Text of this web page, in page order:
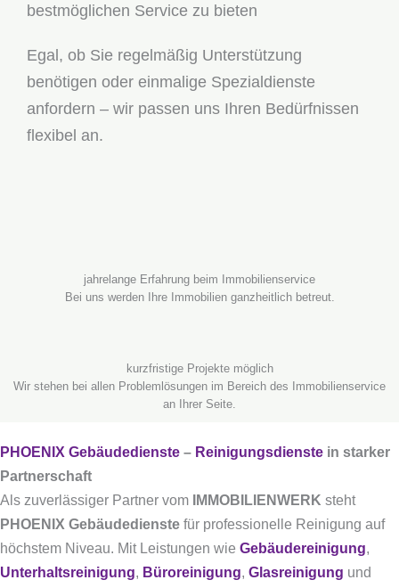
bestmöglichen Service zu bieten
Egal, ob Sie regelmäßig Unterstützung
benötigen oder einmalige Spezialdienste
anfordern – wir passen uns Ihren Bedürfnissen
flexibel an.
jahrelange Erfahrung beim Immobilienservice
Bei uns werden Ihre Immobilien ganzheitlich betreut.
kurzfristige Projekte möglich
Wir stehen bei allen Problemlösungen im Bereich des Immobilienservice
an Ihrer Seite.
PHOENIX Gebäudedienste – Reinigungsdienste in starker
Partnerschaft
Als zuverlässiger Partner vom
IMMOBILIENWERK steht
PHOENIX Gebäudedienste für professionelle Reinigung auf
höchstem Niveau. Mit Leistungen wie Gebäudereinigung,
Unterhaltsreinigung, Büroreinigung, Glasreinigung und